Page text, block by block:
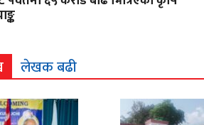
लेखक बढी